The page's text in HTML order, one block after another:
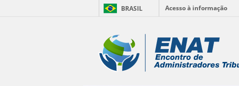
BRASIL Acesso à informação
contenido.
Saltar
Herramientas
Personales